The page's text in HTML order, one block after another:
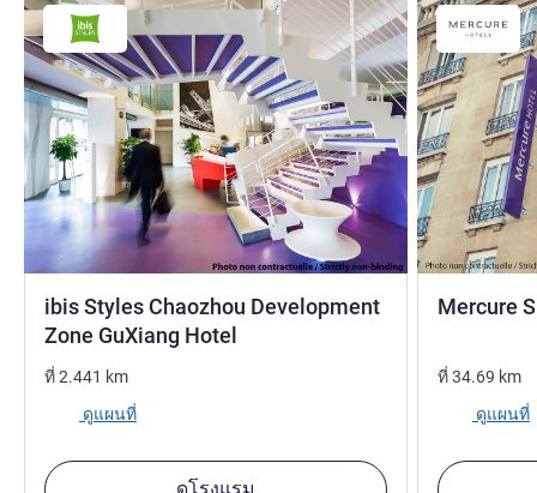
ibis Styles Chaozhou Development
Zone GuXiang Hotel
ที่2.441 km
ดูแผนที่
Mercure
ที่34.69 km
ดูแผนที่